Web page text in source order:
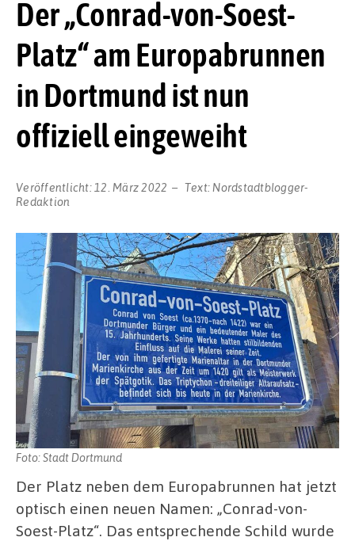
Der „Conrad-von-Soest-
Platz“ am Europabrunnen
in Dortmund ist nun
offiziell eingeweiht
Veröffentlicht: 12. März 2022 Text: Nordstadtblogger-
Redaktion
Foto: Stadt Dortmund
Der Platz neben dem Europabrunnen hat jetzt
optisch einen neuen Namen: „Conrad-von-
Soest-Platz“. Das entsprechende Schild wurde